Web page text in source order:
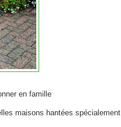
en famille
maisons hantées spécialement